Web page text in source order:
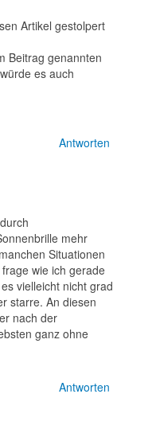
Artikel gestolpert
Beitrag genannten
es auch
Antworten
mehr
Situationen
wie ich gerade
vielleicht nicht grad
starre. An diesen
nach der
ganz ohne
Antworten